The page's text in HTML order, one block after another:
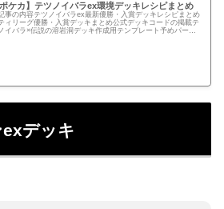
ポケカ】テツノイバラex環境デッキレシピまとめ
事の内容テツノイバラex最新優勝・入賞デッキレシピまとめ
ィリーグ優勝・入賞デッキまとめ公式デッキコードの掲載テ
イバラ×伝説の溶岩洞デッキ作成用テンプレート予めパーツ
デッキ